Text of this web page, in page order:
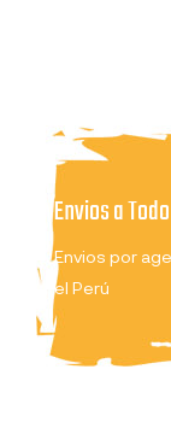
Envios a
Envios por
el Perú